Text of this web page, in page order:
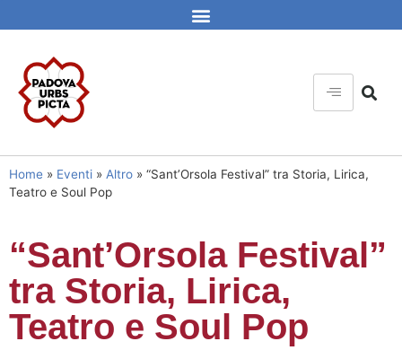
Home » Eventi » Altro » “Sant’Orsola Festival” tra Storia, Lirica,
Teatro e Soul Pop
“Sant’Orsola Festival”
tra Storia, Lirica,
Teatro e Soul Pop